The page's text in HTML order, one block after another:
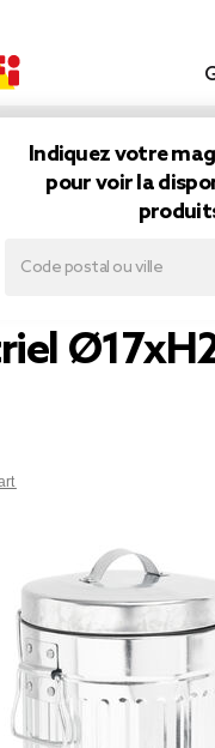
Indiquez votre
pour voir la
poubelle
en zinc
style rétro